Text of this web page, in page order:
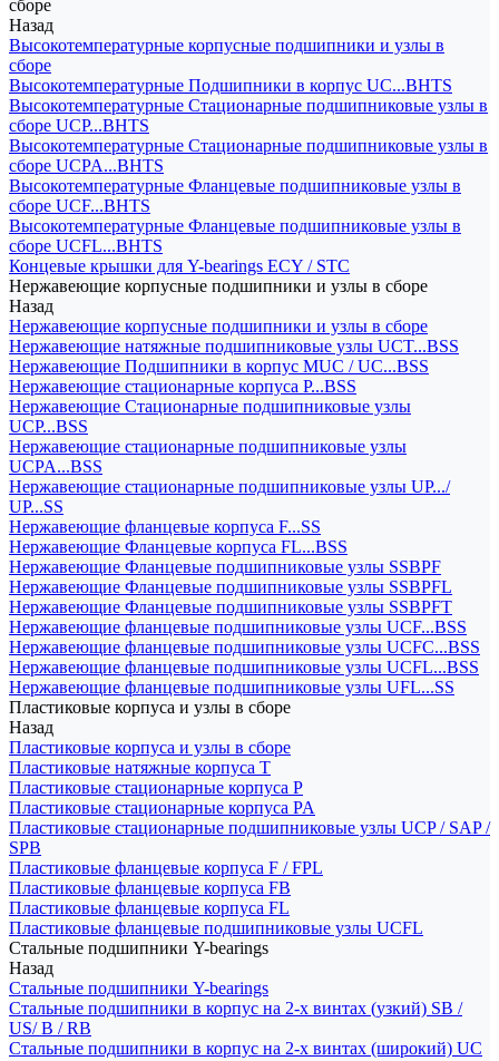
сборе
Назад
Высокотемпературные корпусные подшипники и узлы в
сборе
Высокотемпературные Подшипники в корпус UC...BHTS
Высокотемпературные Стационарные подшипниковые узлы в
сборе UCP...BHTS
Высокотемпературные Стационарные подшипниковые узлы в
сборе UCPA...BHTS
Высокотемпературные Фланцевые подшипниковые узлы в
сборе UCF...BHTS
Высокотемпературные Фланцевые подшипниковые узлы в
сборе UCFL...BHTS
Концевые крышки для Y-bearings ECY / STC
Нержавеющие корпусные подшипники и узлы в сборе
Назад
Нержавеющие корпусные подшипники и узлы в сборе
Нержавеющие натяжные подшипниковые узлы UCT...BSS
Нержавеющие Подшипники в корпус MUC / UC...BSS
Нержавеющие стационарные корпуса P...BSS
Нержавеющие Стационарные подшипниковые узлы
UCP...BSS
Нержавеющие стационарные подшипниковые узлы
UCPA...BSS
Нержавеющие стационарные подшипниковые узлы UP.../
UP...SS
Нержавеющие фланцевые корпуса F...SS
Нержавеющие Фланцевые корпуса FL...BSS
Нержавеющие Фланцевые подшипниковые узлы SSBPF
Нержавеющие Фланцевые подшипниковые узлы SSBPFL
Нержавеющие Фланцевые подшипниковые узлы SSBPFT
Нержавеющие фланцевые подшипниковые узлы UCF...BSS
Нержавеющие фланцевые подшипниковые узлы UCFC...BSS
Нержавеющие фланцевые подшипниковые узлы UCFL...BSS
Нержавеющие фланцевые подшипниковые узлы UFL...SS
Пластиковые корпуса и узлы в сборе
Назад
Пластиковые корпуса и узлы в сборе
Пластиковые натяжные корпуса T
Пластиковые стационарные корпуса P
Пластиковые стационарные корпуса PA
Пластиковые стационарные подшипниковые узлы UCP / SAP /
SPB
Пластиковые фланцевые корпуса F / FPL
Пластиковые фланцевые корпуса FB
Пластиковые фланцевые корпуса FL
Пластиковые фланцевые подшипниковые узлы UCFL
Стальные подшипники Y-bearings
Назад
Стальные подшипники Y-bearings
Стальные подшипники в корпус на 2-х винтах (узкий) SB /
US/ B / RB
Стальные подшипники в корпус на 2-х винтах (широкий) UC